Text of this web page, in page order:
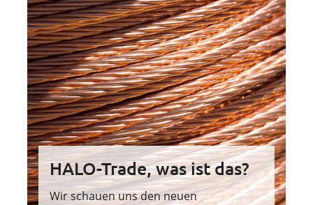
HALO-Trade, was ist das?
Wir schauen uns den neuen